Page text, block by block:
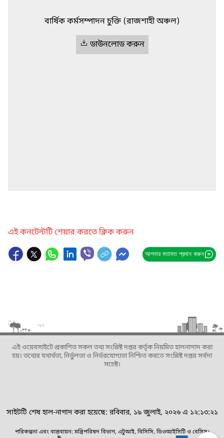
বার্ষিক কর্মসম্পাদন চুক্তি (রাজশাহী অঞ্চল)
ডাউনলোড করুন
এই কনটেন্টটি শেয়ার করতে ক্লিক করুন
আপনার মতামত প্রদান করুন
এই ওয়েবসাইটে প্রকাশিত সকল তথ্য সংশ্লিষ্ট দপ্তর কর্তৃক নিয়মিত হালনাগাদ করা
হয়। তথ্যের যথার্থতা, নির্ভুলতা ও নির্ভরযোগ্যতা নিশ্চিত করতে সংশ্লিষ্ট দপ্তর সর্বদা
সচেষ্ট।
সাইটটি শেষ হাল-নাগাদ করা হয়েছে: রবিবার, ১৯ জুলাই, ২০২৬ এ ১২:১৩:২১
পরিকল্পনা এবং বাস্তবায়ন: মন্ত্রিপরিষদ বিভাগ, এটুআই, বিসিসি, ডিওআইসিটি ও বেসিস।